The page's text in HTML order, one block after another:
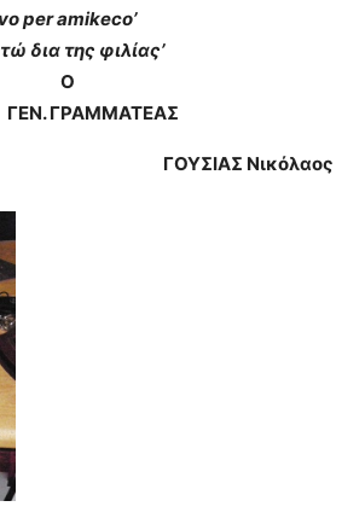
peramikeco’
δια της φιλίας’
ΓΟΥΣΙΑΣ Νικόλαος